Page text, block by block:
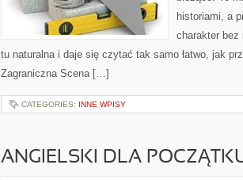
historiami, a
charakter
tu naturalna i daje się czytać tak samo łatwo, jak
Zagraniczna Scena […]
CATEGORIES: INNE WPISY
ANGIELSKI DLA